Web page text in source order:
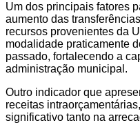
Um dos principais fatores
aumento das
recursos provenientes da
modalidade praticamente
passado, fortalecendo a
administração municipal.
Outro indicador que
receitas
significativo tanto na